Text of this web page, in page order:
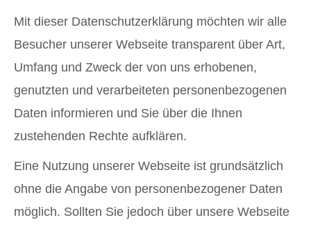
Mit dieser Datenschutzerklärung möchten wir alle
Besucher unserer Webseite transparent über Art,
Umfang und Zweck der von uns erhobenen,
genutzten und verarbeiteten personenbezogenen
Daten informieren und Sie über die Ihnen
zustehenden Rechte aufklären.
Eine Nutzung unserer Webseite ist grundsätzlich
ohne die Angabe von personenbezogener Daten
möglich. Sollten Sie jedoch über unsere Webseite